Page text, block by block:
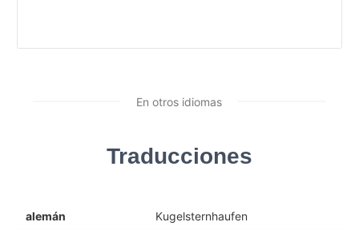
En otros idiomas
Traducciones
alemán Kugelsternhaufen